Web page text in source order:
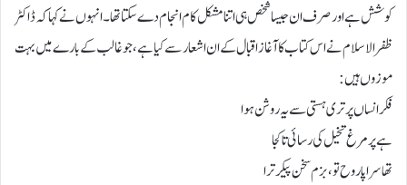
کوشش ہے اور صرف ان جیسا شخص ہی اتنا مشکل کام انجام دے سکتا تھا۔ انہوں نے کہا کہ ڈاکٹر
ظفرالاسلام نے اس کتاب کا آغاز اقبال کے ان اشعار سے کیا ہے، جو غالب کے بارے میں بہت
موزوں ہیں:
فکر انساں پر تری ہستی سے یہ روشن ہوا
ہے پر مرغ تخیل کی رسائی تا کجا
تھا سراپا روح تو ،بزم سخن پیکر ترا